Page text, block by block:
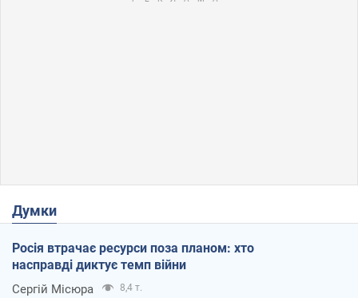
Думки
Росія втрачає ресурси поза планом: хто
насправді диктує темп війни
Сергій Місюра 8,4 т.